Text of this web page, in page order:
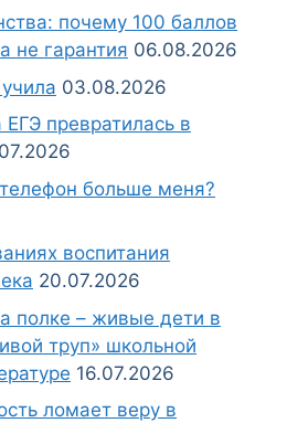
почему 100 баллов
не гарантия 06.08.2026
03.08.2026
превратилась в
больше меня?
воспитания
20.07.2026
полке – живые дети в
труп» школьной
16.07.2026
ломает веру в